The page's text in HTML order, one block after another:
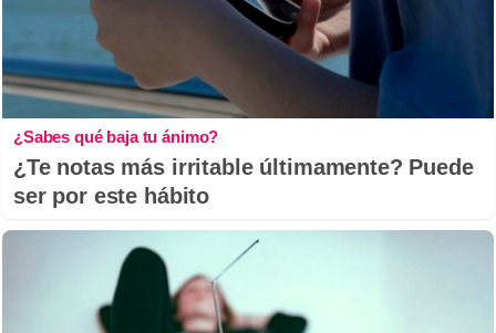
¿Sabes qué baja tu ánimo?
¿Te notas más irritable últimamente? Puede
ser por este hábito